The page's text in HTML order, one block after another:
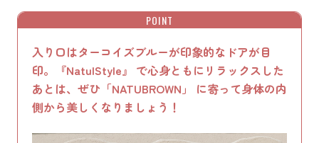
POINT
入り口はターコイズブルーが印象的なドアが目
印。『NatulStyle』 で心身ともにリラックスした
あとは、ぜひ「NATUBROWN」 に寄って身体の内
側から美しくなりましょう！